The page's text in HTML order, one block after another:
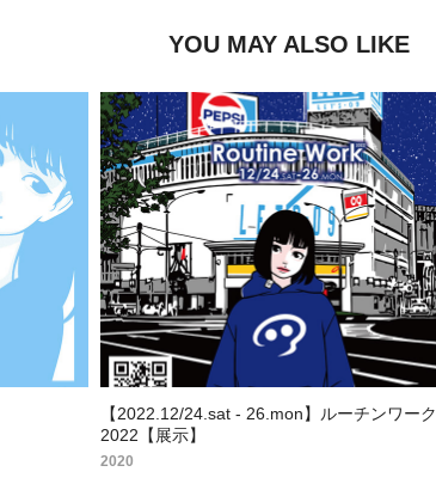
YOU MAY ALSO LIKE
【2022.12/24.sat - 26.mon】ルーチンワーク
2022【展示】
2020